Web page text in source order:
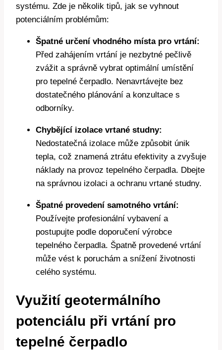
systému. Zde je několik tipů, jak se vyhnout
potenciálním problémům:
Špatné určení vhodného místa pro vrtání:
Před zahájením vrtání je nezbytné pečlivě
zvážit a správně vybrat optimální umístění
pro tepelné čerpadlo. Nenavrtávejte bez
dostatečného plánování a konzultace s
odborníky.
Chybějící izolace vrtané studny:
Nedostatečná izolace může způsobit únik
tepla, což znamená ztrátu efektivity a zvyšuje
náklady na provoz tepelného čerpadla. Dbejte
na správnou izolaci a ochranu vrtané studny.
Špatné provedení samotného vrtání:
Používejte profesionální vybavení a
postupujte podle doporučení výrobce
tepelného čerpadla. Špatně provedené vrtání
může vést k poruchám a snížení životnosti
celého systému.
Využití geotermálního
potenciálu při vrtání pro
tepelné čerpadlo